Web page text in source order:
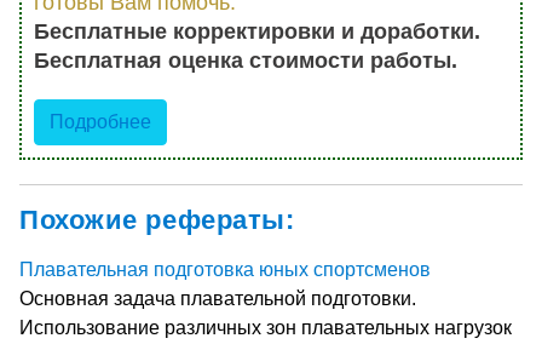
Бесплатные корректировки и доработки.
Бесплатная оценка стоимости работы.
Подробнее
Похожие рефераты:
Плавательная подготовка юных спортсменов
Основная задача плавательной подготовки.
Использование различных зон плавательных нагрузок